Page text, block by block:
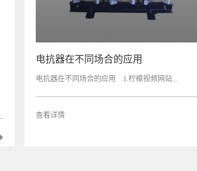
电抗器在不同场合的应用
电抗器在不同场合的应用 1.柠檬视频网站...
查看详情